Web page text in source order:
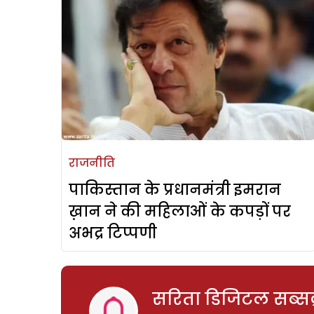
राजनीति
पाकिस्तान के प्रधानमंत्री इमरान
ख़ान ने की महिलाओं के कपड़ों पर
अभद्र टिप्पणी
सरिता डिजिटल